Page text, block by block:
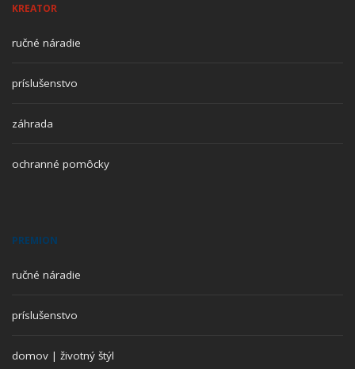
KREATOR
ručné náradie
príslušenstvo
záhrada
ochranné pomôcky
PREMION
ručné náradie
príslušenstvo
domov | životný štýl